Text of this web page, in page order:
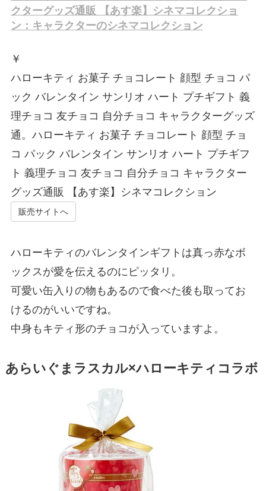
クターグッズ通販 【あす楽】シネマコレクショ
ン：キャラクターのシネマコレクション
￥
ハローキティ お菓子 チョコレート 顔型 チョコ パ
ック バレンタイン サンリオ ハート プチギフト 義
理チョコ 友チョコ 自分チョコ キャラクターグッズ
通。ハローキティ お菓子 チョコレート 顔型 チョ
コ パック バレンタイン サンリオ ハート プチギフ
ト 義理チョコ 友チョコ 自分チョコ キャラクター
グッズ通販 【あす楽】シネマコレクション
販売サイトへ
ハローキティのバレンタインギフトは真っ赤なボ
ックスが愛を伝えるのにピッタリ。
可愛い缶入りの物もあるので食べた後も取ってお
けるのがいいですね。
中身もキティ形のチョコが入っていますよ。
あらいぐまラスカル×ハローキティコラボ